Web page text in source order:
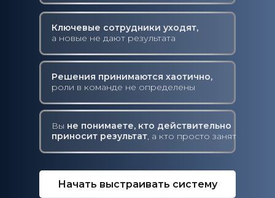
как пазл,
в единую картину
Это основа для
масштабирования
и развития
ИнЭкА-консалтинг
Елена Перфильева
Есть понимание, какие
Собственник и генеральный
Антон Камкин
Ключевые сотрудники уходят,
а новые не дают результата
Решения принимаются хаотично,
роли в команде не определены
Вы не понимаете, кто действительно
приносит результат, а кто просто занят
Начать выстраивать систему